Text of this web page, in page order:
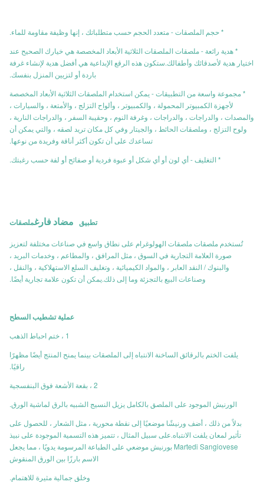
* حجم الملصقات - متعدد الحجم حسب متطلباتك ، إنها وظيفة مقاومة للماء.
* هدية رائعة - ملصقات الملصقات الثلاثية الأبعاد المخصصة هي خيارك الصحيح عند
اختيار هدية لأصدقائك وأطفالك.ستكون هذه الرقع الإبداعية هي أفضل هدية لإنشاء غرفة
باردة أو لتزيين المنزل بنفسك.
* مجموعة واسعة من التطبيقات - يمكن استخدام الملصقات الثلاثية الأبعاد المخصصة
لأجهزة الكمبيوتر المحمولة ، والكمبيوتر ، وألواح التزلج ، والأمتعة ، والسيارات ،
والمصدات ، والدراجات ، والدراجات ، وغرفة النوم ، وحقيبة السفر ، والدراجات النارية ،
ولوح التزلج ، وملصقات الحائط ، والجيتار وفي كل مكان تريد لصقه ، والتي يمكن أن
تساعدك على أن تكون أكثر أناقة وفريدة من نوعها.
* التغليف - أي لون أو أي شكل أو عبوة فردية أو صفائح أو لفة حسب رغبتك.
تطبيق مضاد فارغملصقات
تُستخدم ملصقات ملصقات الهولوغرام على نطاق واسع في صناعات مختلفة لتعزيز
صورة العلامة التجارية في السوق ، مثل المرافق ، والمطاعم ، وخدمات البريد ،
والبنوك / النقد العابر ، والمواد الكيميائية ، وتغليف السلع الاستهلاكية ، والنقل ،
وصناعات البيع بالتجزئة وما إلى ذلك.يمكن أن تكون علامة تجارية أيضًا.
عملية تشطيب السطح
1 ، ختم احباط الذهب
يلفت الختم بالرقائق الساخنة الانتباه إلى الملصقات بينما يمنح المنتج أيضًا مظهرًا
راقيًا.
2 ، بقعة الأشعة فوق البنفسجية
الورنيش الموجود على الملصق بالكامل يزيل النسيج الشبيه بالرق لماشية الورق.
بدلاً من ذلك ، أضف ورنيشًا موضعيًا إلى نقطة محورية ، مثل الشعار ، للحصول على
تأثير لمعان يلفت الانتباه.على سبيل المثال ، تتميز هذه التسمية الموجودة على نبيذ
Martedi Sangiovese بورنيش موضعي على الطباعة المرسومة يدويًا ، مما يجعل
الاسم بارزًا بين الورق المنقوش
وخلق جمالية مثيرة للاهتمام.